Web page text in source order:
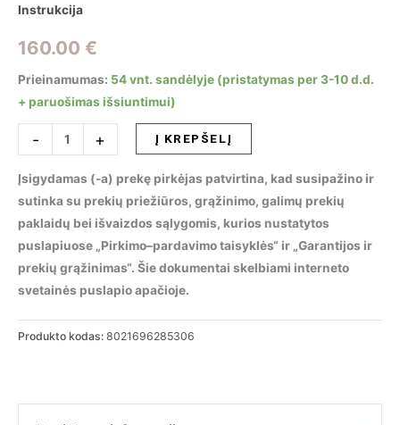
Instrukcija
160.00 €
Prieinamumas: 54 vnt. sandėlyje (pristatymas per 3-10 d.d.
+ paruošimas išsiuntimui)
-
produkto
kiekis:
Sieninis
šviestuvas
ECHO
AP
D60
NERO,
+ Į KREPŠELĮ
Įsigydamas (-a) prekę pirkėjas patvirtina, kad susipažino ir
sutinka su prekių priežiūros, grąžinimo, galimų prekių
paklaidų bei išvaizdos sąlygomis, kurios nustatytos
puslapiuose „Pirkimo–pardavimo taisyklės“ ir „Garantijos ir
prekių grąžinimas“. Šie dokumentai skelbiami interneto
svetainės puslapio apačioje.
Produkto kodas: 8021696285306